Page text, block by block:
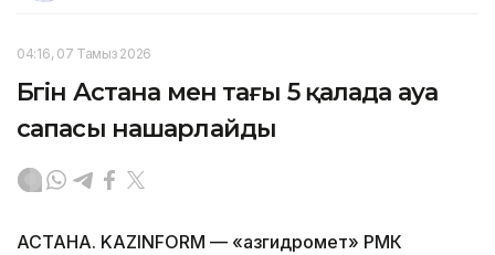
04:16, 07 Тамыз 2026
Бүгін Астана мен тағы 5 қалада ауа
сапасы нашарлайды
АСТАНА. KAZINFORM — «Қазгидромет» РМК